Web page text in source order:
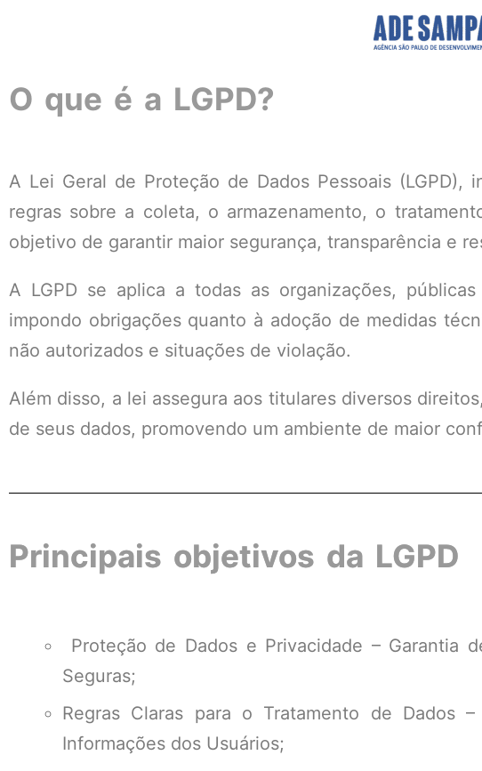
O que é a LGPD?
A Lei Geral de Proteção de Dados Pessoais
regras sobre a coleta, o armazenamento, o
objetivo de garantir maior segurança, transparência e
A LGPD se aplica a todas as organizações,
impondo obrigações quanto à adoção de medidas
não autorizados e situações de violação.
Além disso, a lei assegura aos titulares diversos
de seus dados, promovendo um ambiente de maior
Principais objetivos da LGPD
Proteção de Dados e Privacidade – Garantia
Seguras;
Regras Claras para o Tratamento de Dados
Informações dos Usuários;